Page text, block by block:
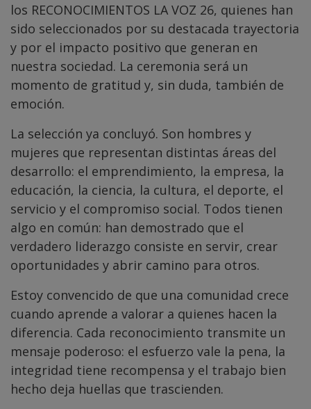
los RECONOCIMIENTOS LA VOZ 26, quienes han
sido seleccionados por su destacada trayectoria
y por el impacto positivo que generan en
nuestra sociedad. La ceremonia será un
momento de gratitud y, sin duda, también de
emoción.
La selección ya concluyó. Son hombres y
mujeres que representan distintas áreas del
desarrollo: el emprendimiento, la empresa, la
educación, la ciencia, la cultura, el deporte, el
servicio y el compromiso social. Todos tienen
algo en común: han demostrado que el
verdadero liderazgo consiste en servir, crear
oportunidades y abrir camino para otros.
Estoy convencido de que una comunidad crece
cuando aprende a valorar a quienes hacen la
diferencia. Cada reconocimiento transmite un
mensaje poderoso: el esfuerzo vale la pena, la
integridad tiene recompensa y el trabajo bien
hecho deja huellas que trascienden.